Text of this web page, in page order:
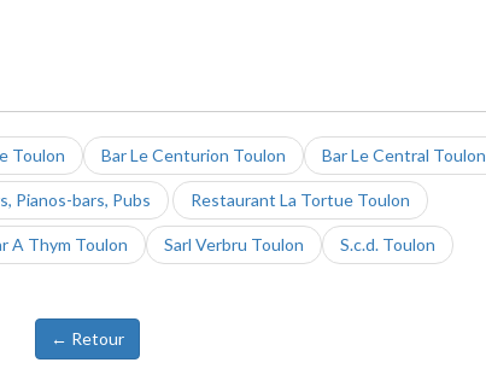
Toulon Bar Le Centurion Toulon Bar Le Central Toulon
Pianos-bars, Pubs Restaurant La Tortue Toulon
A Thym Toulon Sarl Verbru Toulon S.c.d. Toulon
← Retour